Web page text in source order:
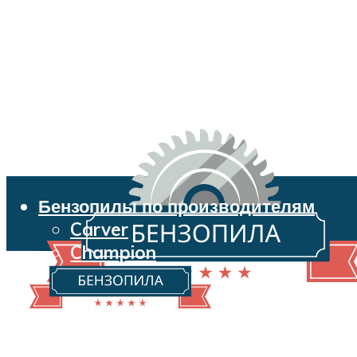
Бензопилы по производителям
Carver
Champion
Echo
Husqvarna